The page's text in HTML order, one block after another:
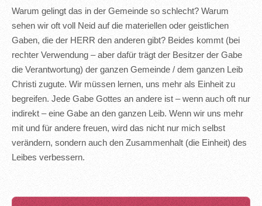
Warum gelingt das in der Gemeinde so schlecht? Warum
sehen wir oft voll Neid auf die materiellen oder geistlichen
Gaben, die der HERR den anderen gibt? Beides kommt (bei
rechter Verwendung – aber dafür trägt der Besitzer der Gabe
die Verantwortung) der ganzen Gemeinde / dem ganzen Leib
Christi zugute. Wir müssen lernen, uns mehr als Einheit zu
begreifen. Jede Gabe Gottes an andere ist – wenn auch oft nur
indirekt – eine Gabe an den ganzen Leib. Wenn wir uns mehr
mit und für andere freuen, wird das nicht nur mich selbst
verändern, sondern auch den Zusammenhalt (die Einheit) des
Leibes verbessern.